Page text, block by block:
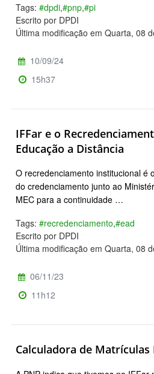
Tags: #dpdi,#pnp,#pi
Escrito por DPDI
Última modificação em Quarta, 08
10/09/24
15h37
IFFar e o
Educação a Distância
O recredenciamento institucional é
do credenciamento junto ao
MEC para a continuidade …
Tags: #recredenciamento,#ead
Escrito por DPDI
Última modificação em Quarta, 08
06/11/23
11h12
Calculadora de Matrículas